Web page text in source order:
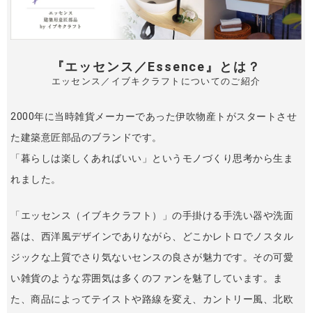
『エッセンス／Essence』とは？
エッセンス／イブキクラフトについてのご紹介
2000年に当時雑貨メーカーであった伊吹物産トがスタートさせ
た建築意匠部品のブランドです。
「暮らしは楽しくあればいい」というモノづくり思考から生ま
れました。
「エッセンス（イブキクラフト）」の手掛ける手洗い器や洗面
器は、西洋風デザインでありながら、どこかレトロでノスタル
ジックな上質でさり気ないセンスの良さが魅力です。その可愛
い雑貨のような雰囲気は多くのファンを魅了しています。ま
た、商品によってテイストや路線を変え、カントリー風、北欧